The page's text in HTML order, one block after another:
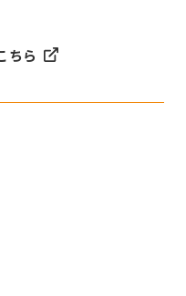
ちら